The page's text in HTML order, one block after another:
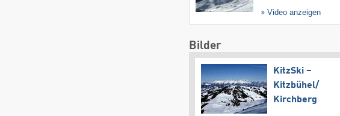
Video anzeigen
Bilder
KitzSki –
Kitzbühel/​
Kirchberg